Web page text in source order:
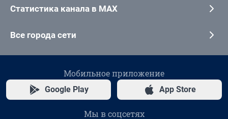
Статистика канала в MAX
Все города сети
Мобильное приложение
Google Play App Store
Мы в соцсетях